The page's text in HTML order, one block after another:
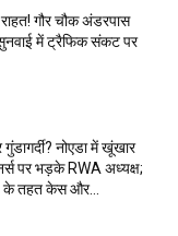
गौर चौक अंडरपास
में ट्रैफिक संकट पर
नोएडा में खूंखार
पर भड़के RWA अध्यक्ष;
के तहत केस और...